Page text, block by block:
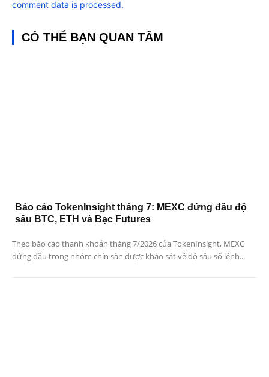
comment data is processed.
CÓ THỂ BẠN QUAN TÂM
Báo cáo TokenInsight tháng 7: MEXC đứng đầu độ
sâu BTC, ETH và Bạc Futures
Theo báo cáo thanh khoản tháng 7/2026 của TokenInsight, MEXC
đứng đầu trong nhóm chín sàn được khảo sát về độ sâu sổ lệnh...